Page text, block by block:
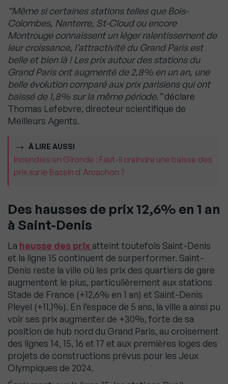
“Même si certaines stations telles que Bois-
Colombes, Nanterre, St-Cloud ou encore
Montrouge connaissent un léger ralentissement de
leur croissance, l’attractivité du Grand Paris est
belle et bien là ! Les prix autour des stations du
Grand Paris ont augmenté de 2,8% en un an, une
belle évolution comparé aux prix parisiens qui ont
baissé de 1,8% sur la même période.”déclare
Thomas Lefebvre, directeur scientifique de
Meilleurs Agents.
À LIRE AUSSI
Incendies en Gironde : Faut-il craindre une baisse des
prix sur le Bassin d'Arcachon ?
Des hausses de prix 12,6% en 1 an
à Saint-Denis
La hausse des prix atteint toutefois Saint-Denis
et la ligne 15 continuent de surperformer. Saint-
Denis reste la ville où les prix des quartiers de gare
augmentent le plus, particulièrement aux stations
Stade de France (+12,6% en 1 an) et Saint-Denis
Pleyel (+11,1%). En l’espace de 5 ans, la ville a ainsi pu
voir ses prix augmenter de +30%, forte de sa
position de hub nord du Grand Paris, au croisement
des lignes 14, 15, 16 et 17 et aux premières loges des
projets de constructions prévus pour les Jeux
Olympiques de 2024.